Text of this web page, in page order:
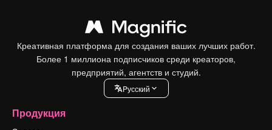
Креативная платформа для создания ваших лучших работ.
Более 1 миллиона подписчиков среди креаторов,
предприятий, агентств и студий.
Pусский
Продукция